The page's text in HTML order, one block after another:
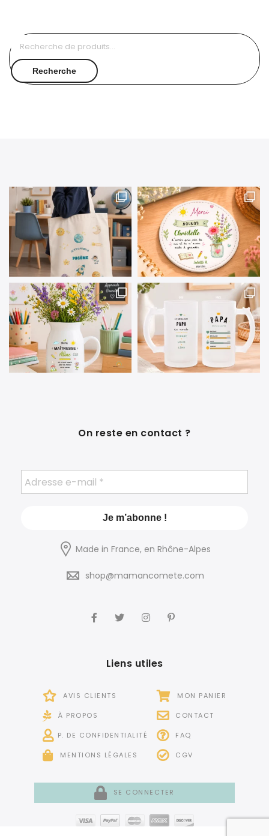
Recherche
On reste en contact ?
Made in France, en Rhône-Alpes
shop@mamancomete.com
Liens utiles
AVIS CLIENTS
À PROPOS
P. DE CONFIDENTIALITÉ
MENTIONS LÉGALES
MON PANIER
CONTACT
FAQ
CGV
SE CONNECTER